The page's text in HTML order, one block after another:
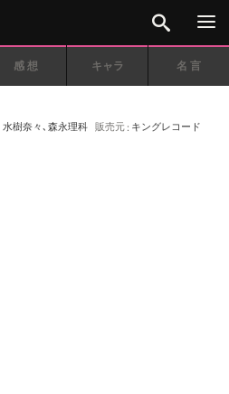
感想 キャラ 名言
水樹奈々､ 森永理科 販売元
キングレコード